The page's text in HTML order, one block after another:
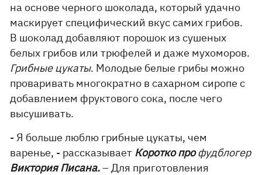
на основе черного шоколада, который удачно
маскирует специфический вкус самих грибов.
В шоколад добавляют порошок из сушеных
белых грибов или трюфелей и даже мухоморов.
Грибные цукаты. Молодые белые грибы можно
проваривать многократно в сахарном сиропе с
добавлением фруктового сока, после чего
высушивать.
- Я больше люблю грибные цукаты, чем
варенье, - рассказывает Коротко профудблогер
Виктория Писана.– Для приготовления